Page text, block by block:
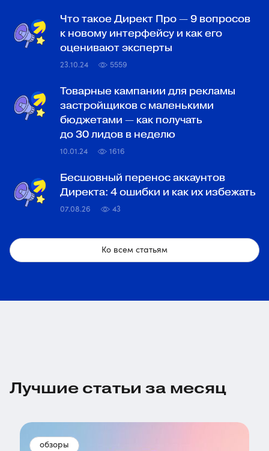
Что такое Директ Про — 9 вопросов
к новому интерфейсу и как его
оценивают эксперты
23.10.24 5559
Товарные кампании для рекламы
застройщиков с маленькими
бюджетами — как получать
до 30 лидов в неделю
10.01.24 1616
Бесшовный перенос аккаунтов
Директа: 4 ошибки и как их избежать
07.08.26 43
Ко всем статьям
Лучшие статьи за месяц
обзоры